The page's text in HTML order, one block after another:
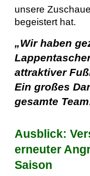
unsere
begeistert hat.
„Wir haben
attraktiver
Ein großes
gesamte
Ausblick:
erneuter
Saison